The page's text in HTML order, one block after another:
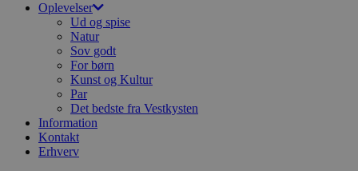
Oplevelser
Ud og spise
Natur
Sov godt
For børn
Kunst og Kultur
Par
Det bedste fra Vestkysten
Information
Kontakt
Erhverv